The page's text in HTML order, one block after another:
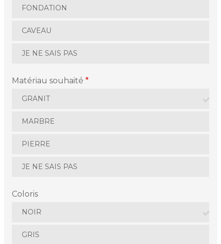
FONDATION
CAVEAU
JE NE SAIS PAS
Matériau souhaité*
GRANIT
MARBRE
PIERRE
JE NE SAIS PAS
Coloris
NOIR
GRIS